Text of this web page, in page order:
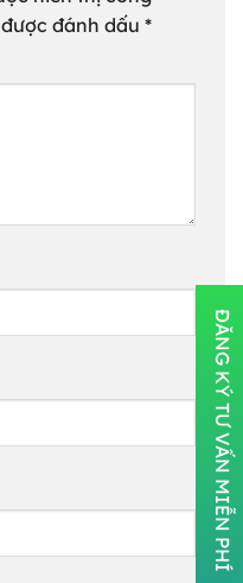
đánh dấu *
ĐĂNG KÝ TƯ VẤN MIỄN PHÍ